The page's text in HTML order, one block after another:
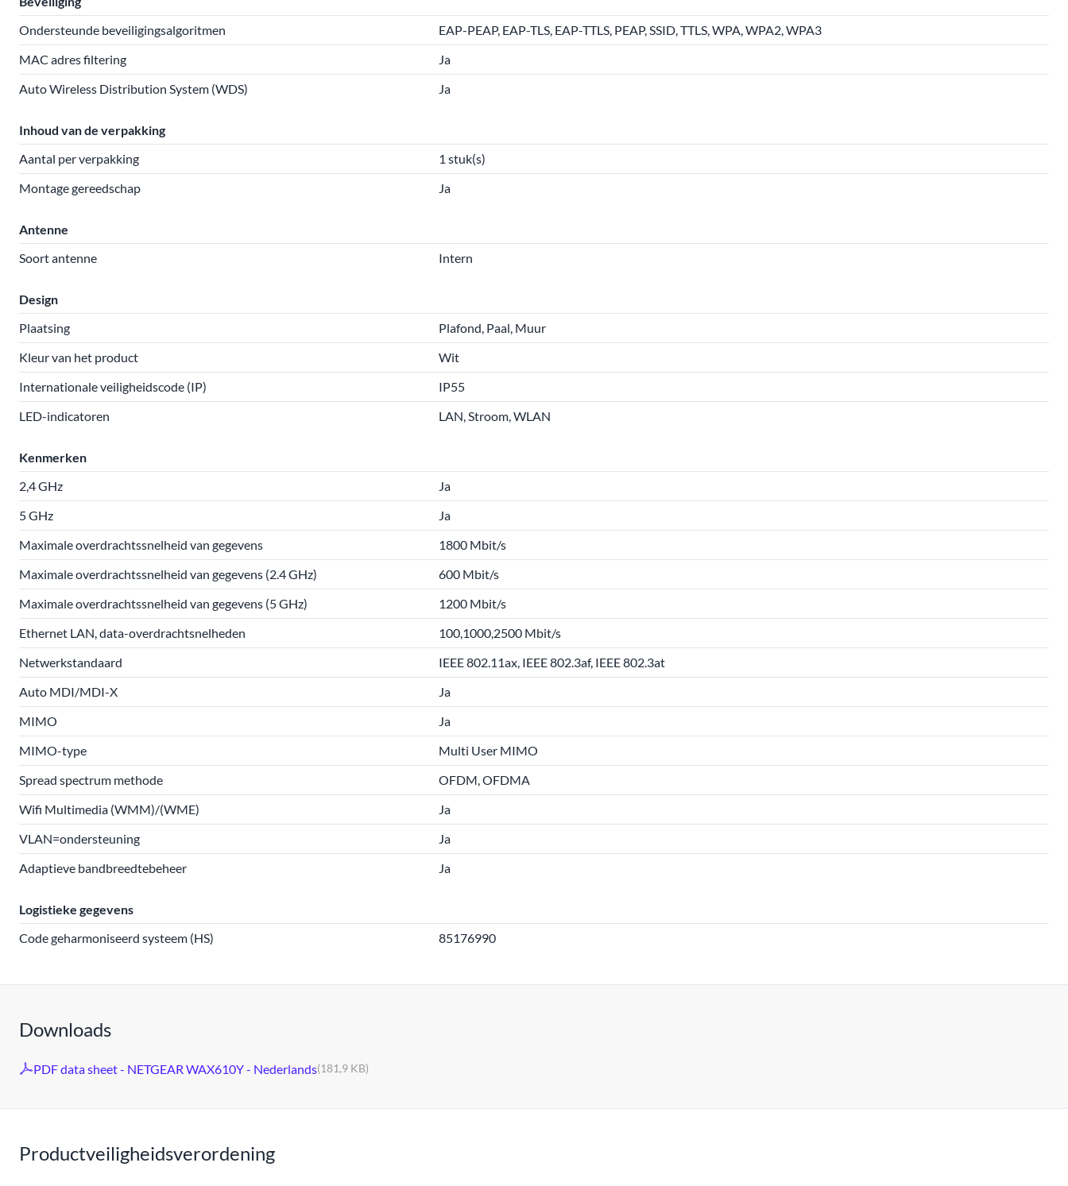
Ondersteunde beveiligingsalgoritmen
EAP-PEAP, EAP-TLS, EAP-TTLS, PEAP, SSID, TTLS, WPA, WPA2, WPA3
MAC adres filtering
Ja
Auto Wireless Distribution System (WDS)
Ja
Inhoud van de verpakking
Aantal per verpakking
1 stuk(s)
Montage gereedschap
Ja
Antenne
Soort antenne
Intern
Design
Plaatsing
Plafond, Paal, Muur
Kleur van het product
Wit
Internationale veiligheidscode (IP)
IP55
LED-indicatoren
LAN, Stroom, WLAN
Kenmerken
2,4 GHz
Ja
5 GHz
Ja
Maximale overdrachtssnelheid van gegevens
1800 Mbit/s
Maximale overdrachtssnelheid van gegevens (2.4 GHz)
600 Mbit/s
Maximale overdrachtssnelheid van gegevens (5 GHz)
1200 Mbit/s
Ethernet LAN, data-overdrachtsnelheden
100,1000,2500 Mbit/s
Netwerkstandaard
IEEE 802.11ax, IEEE 802.3af, IEEE 802.3at
Auto MDI/MDI-X
Ja
MIMO
Ja
MIMO-type
Multi User MIMO
Spread spectrum methode
OFDM, OFDMA
Wifi Multimedia (WMM)/(WME)
Ja
VLAN=ondersteuning
Ja
Adaptieve bandbreedtebeheer
Ja
Logistieke gegevens
Code geharmoniseerd systeem (HS)
85176990
Downloads
PDF data sheet - NETGEAR WAX610Y - Nederlands(181,9 KB)
Productveiligheidsverordening